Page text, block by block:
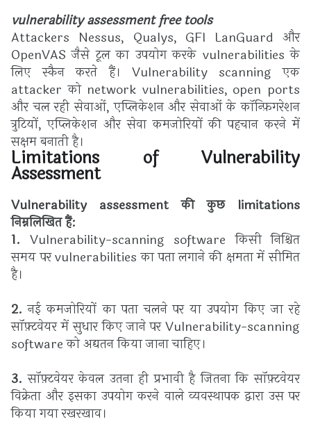
vulnerability assessment free tools
Attackers Nessus, Qualys, GFI LanGuard और
OpenVAS जैसे टूल का उपयोग करके vulnerabilities के
लिए स्कैन करते हैं। Vulnerability scanning एक
attacker को network vulnerabilities, open ports
और चल रही सेवाओं, एप्लिकेशन और सेवाओं के कॉन्फ़िगरेशन
त्रुटियों, एप्लिकेशन और सेवा कमजोरियों की पहचान करने में
सक्षम बनाती है।
Limitations of Vulnerability
Assessment
Vulnerability assessment की कुछ limitations
निम्नलिखित हैं:
1. Vulnerability-scanning software किसी निश्चित
समय पर vulnerabilities का पता लगाने की क्षमता में सीमित
है।
2. नई कमजोरियों का पता चलने पर या उपयोग किए जा रहे
सॉफ़्टवेयर में सुधार किए जाने पर Vulnerability-scanning
software को अद्यतन किया जाना चाहिए।
3.सॉफ़्टवेयर केवल उतना ही प्रभावी है जितना कि सॉफ़्टवेयर
विक्रेता और इसका उपयोग करने वाले व्यवस्थापक द्वारा उस पर
किया गया रखरखाव।